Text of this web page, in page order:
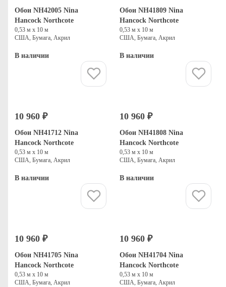
Обои NH42005 Nina
Hancock Northcote
0,53 м х 10 м
США, Бумага, Акрил
В наличии
Обои NH41809 Nina
Hancock Northcote
0,53 м х 10 м
США, Бумага, Акрил
В наличии
10 960 ₽
Обои NH41712 Nina
Hancock Northcote
0,53 м х 10 м
США, Бумага, Акрил
В наличии
10 960 ₽
Обои NH41808 Nina
Hancock Northcote
0,53 м х 10 м
США, Бумага, Акрил
В наличии
10 960 ₽
Обои NH41705 Nina
Hancock Northcote
0,53 м х 10 м
США, Бумага, Акрил
10 960 ₽
Обои NH41704 Nina
Hancock Northcote
0,53 м х 10 м
США, Бумага, Акрил